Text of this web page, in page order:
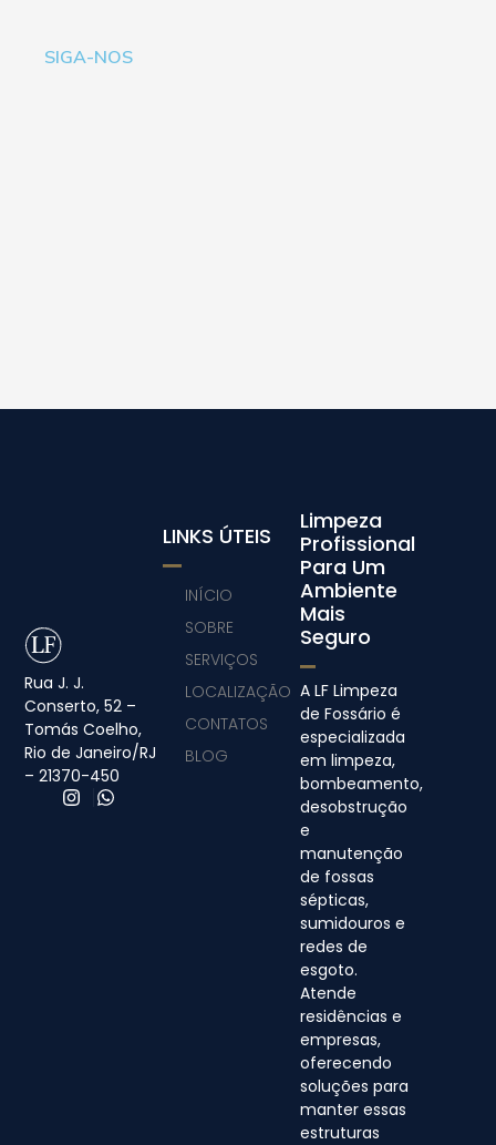
SIGA-NOS
Rua J. J.
Conserto, 52 –
Tomás Coelho,
Rio de Janeiro/RJ
– 21370-450
Limpeza
Profissional
Para Um
Ambiente
Mais
Seguro
A LF Limpeza
de Fossário é
especializada
em limpeza,
bombeamento,
desobstrução
e
manutenção
de fossas
sépticas,
sumidouros e
redes de
esgoto.
Atende
residências e
empresas,
oferecendo
soluções para
manter essas
estruturas
LINKS ÚTEIS
INÍCIO
SOBRE
SERVIÇOS
LOCALIZAÇÃO
CONTATOS
BLOG